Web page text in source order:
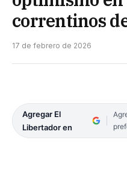
correntinos
17 de febrero de 2026
Agregar El
Libertador en